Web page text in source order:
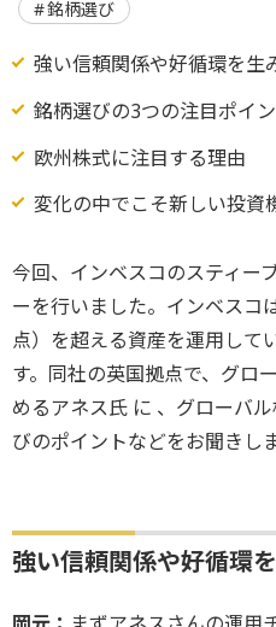
銘柄選び
強い信頼関係や好循環を生
銘柄選びの3つの注目ポイ
欧州株式に注目する理由
変化の中でこそ新しい投資
今回、インベスコのスティー
ーを行いました。インベスコ
点）を超える資産を運用して
す。同社の英国拠点で、グロ
めるアネス氏 に 、グローバ
びのポイントなどをお聞きし
強い信頼関係や好循環